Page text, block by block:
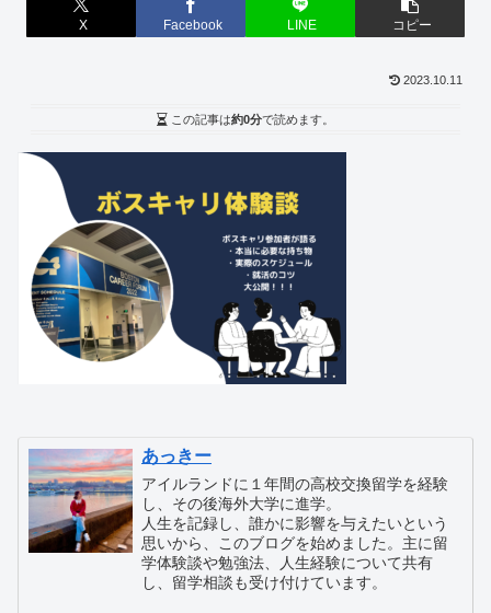
X Facebook LINE コピー
2023.10.11
この記事は約0分で読めます。
あっきー
アイルランドに１年間の高校交換留学を経験
し、その後海外大学に進学。
人生を記録し、誰かに影響を与えたいという
思いから、このブログを始めました。主に留
学体験談や勉強法、人生経験について共有
し、留学相談も受け付けています。